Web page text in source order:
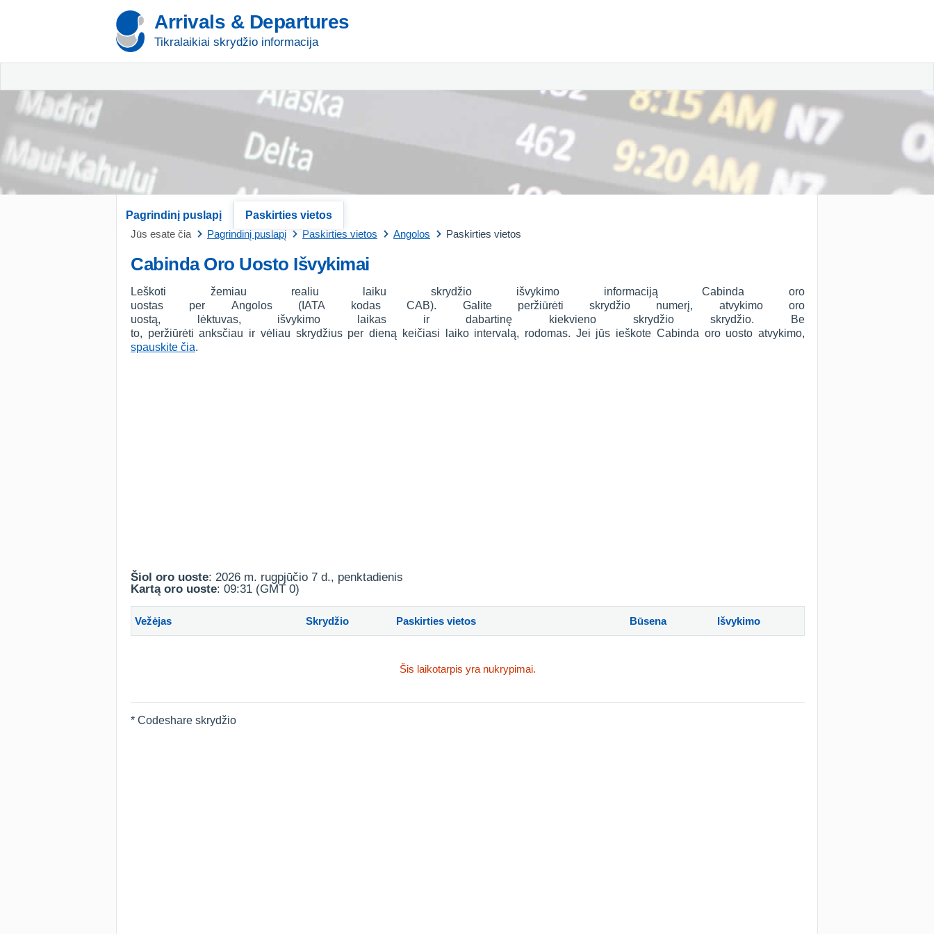
Arrivals & Departures
Tikralaikiai skrydžio informacija
Pagrindinį puslapį
Paskirties vietos
Jūs esate čia
Pagrindinį puslapį Paskirties vietos Angolos Paskirties vietos
Cabinda Oro Uosto Išvykimai
Leškoti žemiau realiu laiku skrydžio išvykimo informaciją Cabinda oro
uostas per Angolos (IATA kodas CAB). Galite peržiūrėti skrydžio numerį, atvykimo oro
uostą, lėktuvas, išvykimo laikas ir dabartinę kiekvieno skrydžio skrydžio. Be
to, peržiūrėti anksčiau ir vėliau skrydžius per dieną keičiasi laiko intervalą, rodomas. Jei jūs ieškote Cabinda oro uosto atvykimo,
spauskite čia.
Šiol oro uoste: 2026 m. rugpjūčio 7 d., penktadienis
Kartą oro uoste: 09:31 (GMT 0)
Vežėjas Skrydžio Paskirties vietos Būsena Išvykimo
Šis laikotarpis yra nukrypimai.
* Codeshare skrydžio